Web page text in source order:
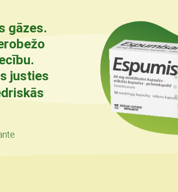
gāzes.
justies